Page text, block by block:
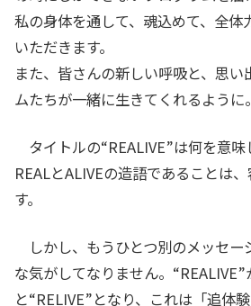
私の身体を通して、魂込めて、全体
いただきます。
また、皆さんの新しい呼吸と、思
ムたちが一緒に生きてくれるように
タイトルの“REALIVE”は何を意味
REALとALIVEの造語であることは
す。
しかし、もうひとつ別のメッセー
な気がしてなりません。
と“RELIVE”となり、これは「追体